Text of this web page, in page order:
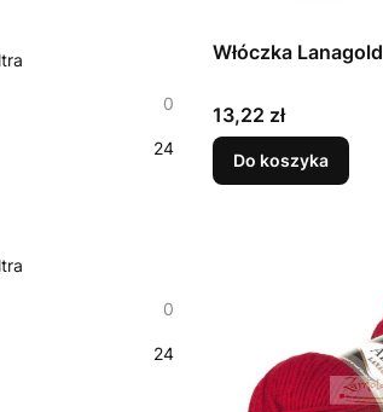
0
24
0
24
Włóczka
Cena
13,22 zł
Do koszyka